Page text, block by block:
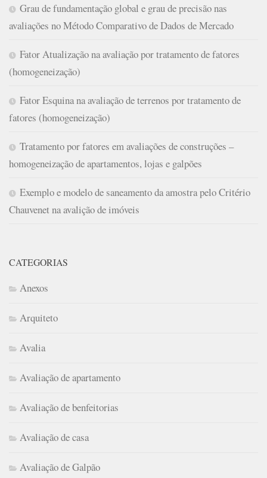
Grau de fundamentação global e grau de precisão nas
avaliações no Método Comparativo de Dados de Mercado
Fator Atualização na avaliação por tratamento de fatores
(homogeneização)
Fator Esquina na avaliação de terrenos por tratamento de
fatores (homogeneização)
Tratamento por fatores em avaliações de construções –
homogeneização de apartamentos, lojas e galpões
Exemplo e modelo de saneamento da amostra pelo Critério
Chauvenet na avalição de imóveis
CATEGORIAS
Anexos
Arquiteto
Avalia
Avaliação de apartamento
Avaliação de benfeitorias
Avaliação de casa
Avaliação de Galpão